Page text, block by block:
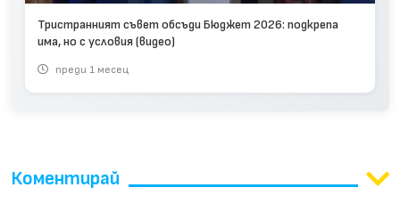
Тристранният съвет обсъди Бюджет 2026: подкрепа
има, но с условия (видео)
преди 1 месец
Коментирай